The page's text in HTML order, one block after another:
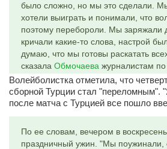
было сложно, но мы это сделали.
хотели выиграть и понимали, что
поэтому перебороли. Мы заряжали
кричали какие-то слова, настрой
думаю, что мы готовы раскатать
сказала Обмочаева журналистам по
Волейболистка отметила, что
сборной Турции стал "переломным".
после матча с Турцией все пошло
По ее словам, вечером в
праздничный ужин. "Мы поужинали,